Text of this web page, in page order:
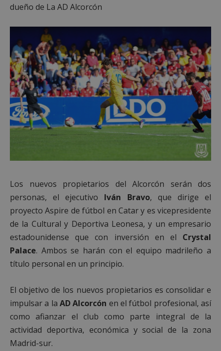
dueño de La AD Alcorcón
Los nuevos propietarios del Alcorcón serán dos
personas, el ejecutivo Iván Bravo, que dirige el
proyecto Aspire de fútbol en Catar y es vicepresidente
de la Cultural y Deportiva Leonesa, y un empresario
estadounidense que con inversión en el Crystal
Palace. Ambos se harán con el equipo madrileño a
título personal en un principio.
El objetivo de los nuevos propietarios es consolidar e
impulsar a la AD Alcorcón en el fútbol profesional, así
como afianzar el club como parte integral de la
actividad deportiva, económica y social de la zona
Madrid-sur.